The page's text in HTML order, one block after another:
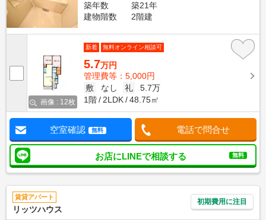
築年数
築21年
建物階数
2階建
画像 : 12枚
新着 無料オンライン相談可
5.7万円
管理費等：5,000円
敷
なし 礼
5.7万
1階
2LDK 48.75㎡
空室確認 無料 電話で問合せ
お店にLINEで相談する 無料
賃貸アパート
リッツハウス
初期費用に注目